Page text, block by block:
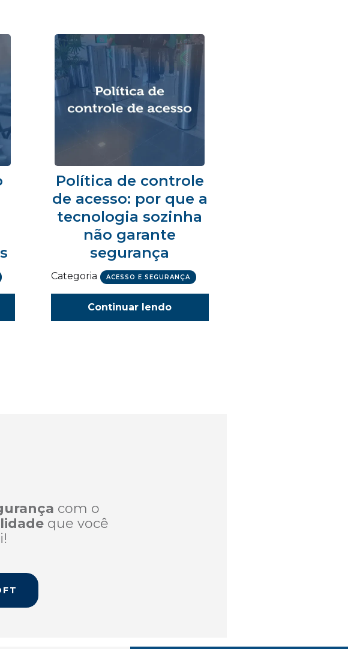
Política de controle
de acesso: por que a
tecnologia sozinha
não garante
segurança
Categoria ACESSO E SEGURANÇA
Continuar lendo
com o
que você